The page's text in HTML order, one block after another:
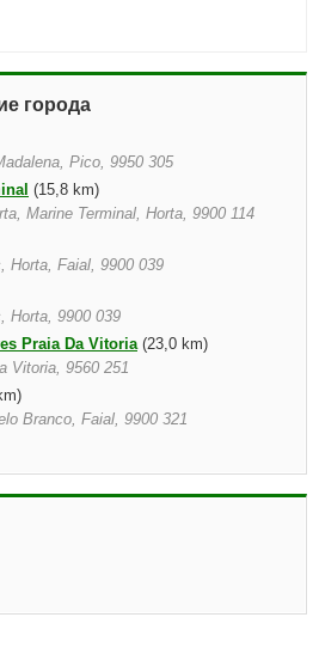
города
Pico, 9950 305
(15,8 km)
Marine Terminal, Horta, 9900 114
Horta, Faial, 9900 039
Horta, 9900 039
Praia Da Vitoria(23,0 km)
Vitoria, 9560 251
Branco, Faial, 9900 321
Velas De São Jorge, 9800 527